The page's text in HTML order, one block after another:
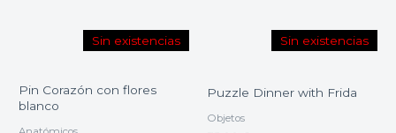
Sin existencias
Pin Corazón con flores
blanco
Sin existencias
Puzzle Dinner with Frida
Objetos